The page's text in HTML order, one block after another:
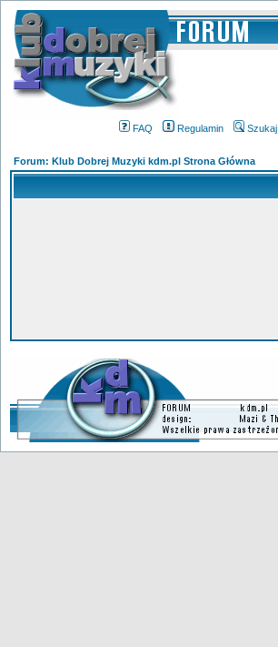
FAQ Regulamin Szukaj
Forum: Klub Dobrej Muzyki kdm.pl Strona Główna